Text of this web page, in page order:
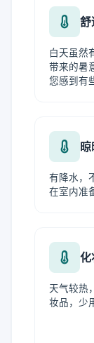
舒
白天虽然
带来的暑
您感到有
晾
有降水，
在室内准
化
天气较热
妆品，少